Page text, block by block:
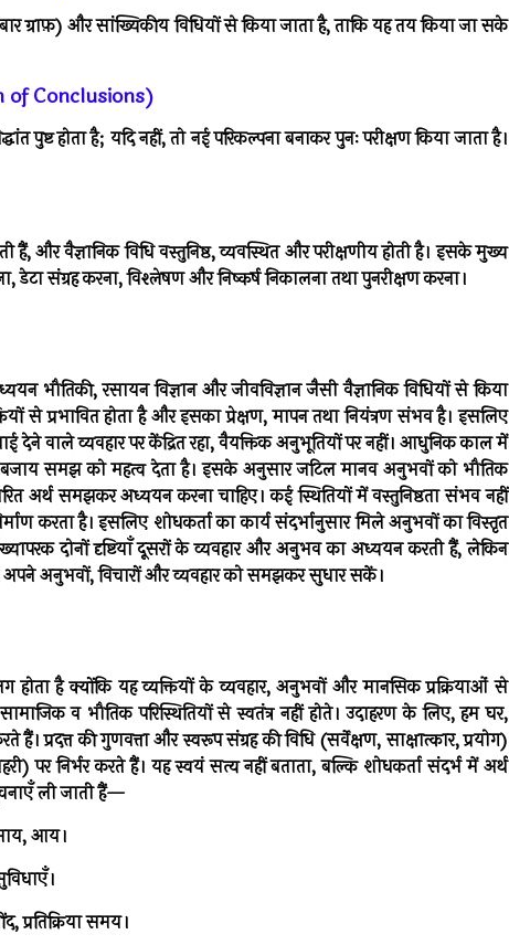
ग्राफ़) और सांख्यिकीय विधियों से किया जाता है, ताकि यह तय किया जा सके
of Conclusions)
पुष्ट होता है; यदि नहीं, तो नई परिकल्पना बनाकर पुनः परीक्षण किया जाता है।
हैं, और वैज्ञानिक विधि वस्तुनिष्ठ, व्यवस्थित और परीक्षणीय होती है। इसके मुख्य
संग्रह करना, विश्लेषण और निष्कर्ष निकालना तथा पुनरीक्षण करना।
भौतिकी, रसायन विज्ञान और जीवविज्ञान जैसी वैज्ञानिक विधियों से किया
से प्रभावित होता है और इसका प्रेक्षण, मापन तथा नियंत्रण संभव है। इसलिए
देने वाले व्यवहार पर केंद्रित रहा, वैयक्तिक अनुभूतियों पर नहीं। आधुनिक काल में
बजाय समझ को महत्व देता है। इसके अनुसार जटिल मानव अनुभवों को भौतिक
अर्थ समझकर अध्ययन करना चाहिए। कई स्थितियों में वस्तुनिष्ठता संभव नहीं
करता है। इसलिए शोधकर्ता का कार्य संदर्भानुसार मिले अनुभवों का विस्तृत
दोनों दृष्टियाँ दूसरों के व्यवहार और अनुभव का अध्ययन करती हैं, लेकिन
अपने अनुभवों, विचारों और व्यवहार को समझकर सुधार सकें।
होता है क्योंकि यह व्यक्तियों के व्यवहार, अनुभवों और मानसिक प्रक्रियाओं से
व भौतिक परिस्थितियों से स्वतंत्र नहीं होते। उदाहरण के लिए, हम घर,
प्रदत्त की गुणवत्ता और स्वरूप संग्रह की विधि (सर्वेक्षण, साक्षात्कार, प्रयोग)
पर निर्भर करते हैं। यह स्वयं सत्य नहीं बताता, बल्कि शोधकर्ता संदर्भ में अर्थ
ली जाती हैं—
आय।
प्रतिक्रिया समय।